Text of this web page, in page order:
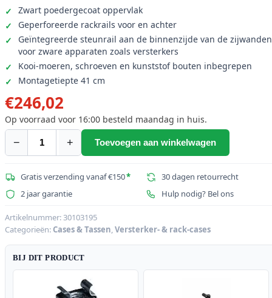
Zwart poedergecoat oppervlak
Geperforeerde rackrails voor en achter
Geïntegreerde steunrail aan de binnenzijde van de zijwanden
voor zware apparaten zoals versterkers
Kooi-moeren, schroeven en kunststof bouten inbegrepen
Montagetiepte 41 cm
€246,02
Op voorraad voor 16:00 besteld maandag in huis.
−
ROADINGER
rek
SR-
20U
aantal
+ Toevoegen aan winkelwagen
Gratis verzending vanaf €150*
30 dagen retourrecht
2 jaar garantie
Hulp nodig? Bel ons
Artikelnummer:30103195
Categorieën: Cases & Tassen,Versterker- & rack-cases
BIJ DIT PRODUCT